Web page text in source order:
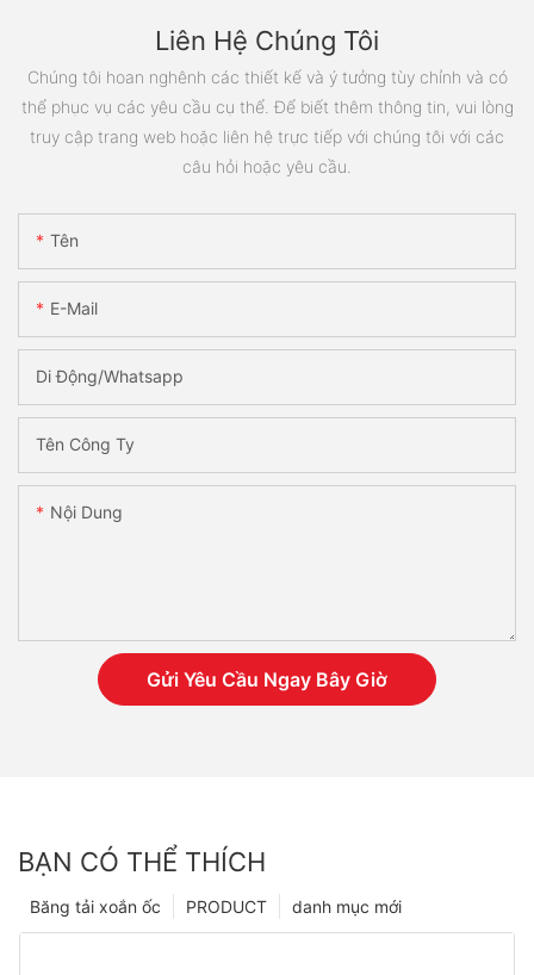
Liên Hệ Chúng Tôi
Chúng tôi hoan nghênh các thiết kế và ý tưởng tùy chỉnh và có
thể phục vụ các yêu cầu cụ thể. Để biết thêm thông tin, vui lòng
truy cập trang web hoặc liên hệ trực tiếp với chúng tôi với các
câu hỏi hoặc yêu cầu.
Tên
E-Mail
Di Động/Whatsapp
Tên Công Ty
Nội Dung
Gửi Yêu Cầu Ngay Bây Giờ
BẠN CÓ THỂ THÍCH
danh mục mới
PRODUCT
Băng tải xoắn ốc